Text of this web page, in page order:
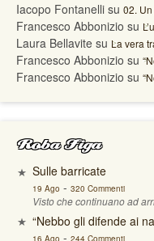
Iacopo Fontanelli su 02.
Francesco Abbonizio su
Laura Bellavite su La vera
Francesco Abbonizio su
Francesco Abbonizio su
Roba Figa
Sulle barricate
19 Ago - 320 Commenti
Visto che continuano ad
“Nebbo gli difende ai
16 Ago - 244 Commenti